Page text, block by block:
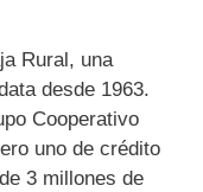
Rural, una
desde 1963.
Cooperativo
uno de crédito
3 millones de